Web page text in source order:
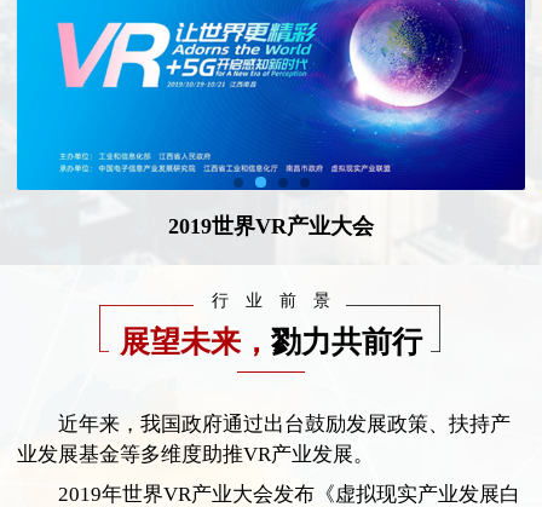
2019世界VR产业大会
行业前景
展望未来， 勠力共前行
————
近年来，我国政府通过出台鼓励发展政策、扶持产
业发展基金等多维度助推VR产业发展。
2019年世界VR产业大会发布《虚拟现实产业发展白